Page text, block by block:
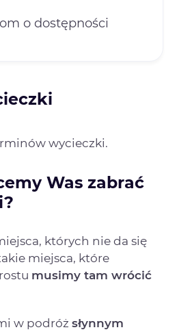
o dostępności
wycieczki.
Was zabrać
których nie da się
miejsca, które
musimy tam wrócić
w podróż słynnym